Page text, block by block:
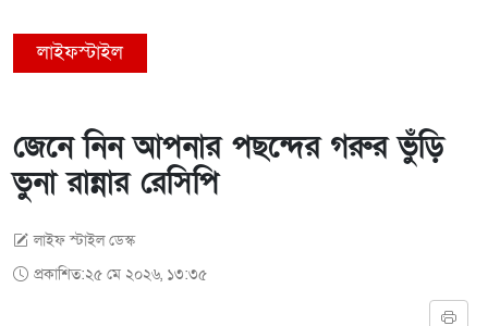
লাইফস্টাইল
জেনে নিন আপনার পছন্দের গরুর ভুঁড়ি
ভুনা রান্নার রেসিপি
লাইফ স্টাইল ডেস্ক
প্রকাশিত:২৫ মে ২০২৬, ১৩:৩৫